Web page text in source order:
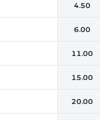
4.50
6.00
11.00
15.00
20.00